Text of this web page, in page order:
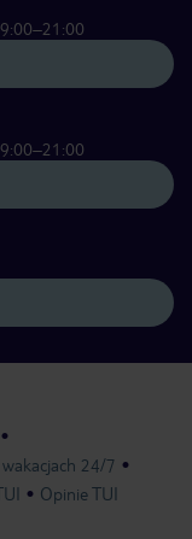
24/7
Opinie TUI